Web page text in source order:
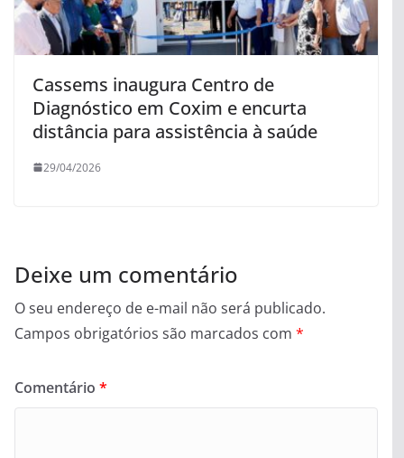
Cassems inaugura Centro de
Diagnóstico em Coxim e encurta
distância para assistência à saúde
29/04/2026
Deixe um comentário
O seu endereço de e-mail não será publicado.
Campos obrigatórios são marcados com *
Comentário *